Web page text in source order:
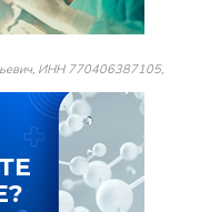
ИНН 770406387105,